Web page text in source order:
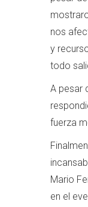
nos
y
todo
A pesar
fuerza
Mario
en el